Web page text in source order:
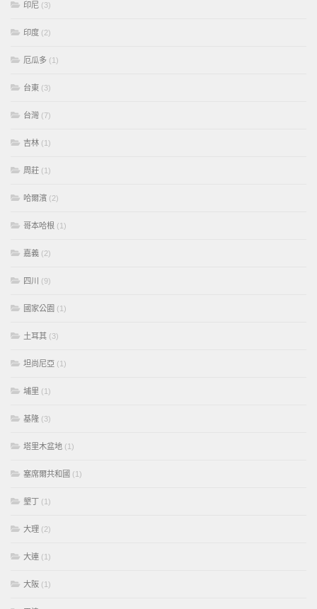
印尼 (3)
印度 (2)
厄瓜多 (1)
台東 (3)
台灣 (7)
吉林 (1)
周莊 (1)
哈爾濱 (2)
哥本哈根 (1)
嘉義 (2)
四川 (9)
國家公園 (1)
土耳其 (3)
坦尚尼亞 (1)
埔里 (1)
基隆 (3)
塔里木盆地 (1)
塞席爾共和國 (1)
墾丁 (1)
大理 (2)
大連 (1)
大阪 (1)